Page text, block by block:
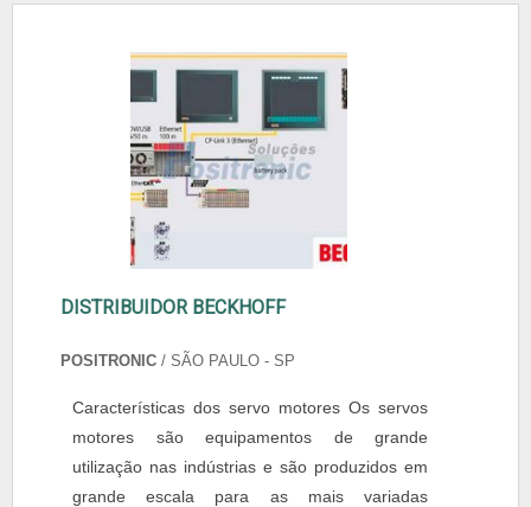
DISTRIBUIDOR BECKHOFF
POSITRONIC / SÃO PAULO - SP
Características dos servo motores Os servos
motores são equipamentos de grande
utilização nas indústrias e são produzidos em
grande escala para as mais variadas